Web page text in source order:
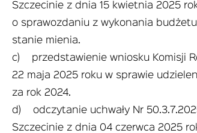
Szczecinie z dnia 15 kwietnia 2025
o sprawozdaniu z wykonania
stanie mienia.
c) przedstawienie wniosku Komisji
22 maja 2025 roku w sprawie
za rok 2024.
d) odczytanie uchwały Nr
Szczecinie z dnia 04 czerwca 2025